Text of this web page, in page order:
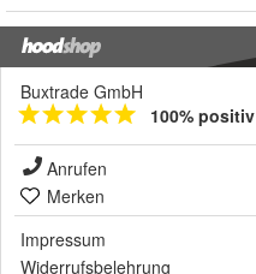
Buxtrade GmbH
100% positiv
Anrufen
Merken
Impressum
Widerrufsbelehrung